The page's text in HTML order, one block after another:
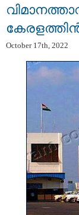
October 17th, 2022